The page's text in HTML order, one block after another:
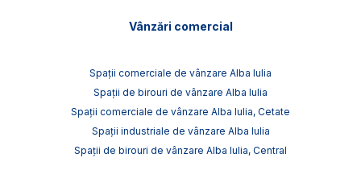
Vânzări comercial
Spații comerciale de vânzare Alba Iulia
Spații de birouri de vânzare Alba Iulia
Spații comerciale de vânzare Alba Iulia, Cetate
Spații industriale de vânzare Alba Iulia
Spații de birouri de vânzare Alba Iulia, Central